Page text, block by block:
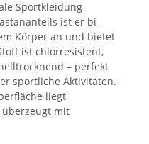
Sportkleidung
ist er bi-
Körper an und bietet
ist chlorresistent,
– perfekt
sportliche Aktivitäten.
liegt
mit